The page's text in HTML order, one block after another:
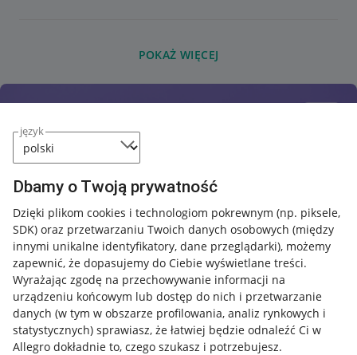
język
Dbamy o Twoją prywatność
Dzięki plikom cookies i technologiom pokrewnym (np. piksele,
SDK) oraz przetwarzaniu Twoich danych osobowych (między
innymi unikalne identyfikatory, dane przeglądarki), możemy
zapewnić, że dopasujemy do Ciebie wyświetlane treści.
Wyrażając zgodę na przechowywanie informacji na
urządzeniu końcowym lub dostęp do nich i przetwarzanie
danych (w tym w obszarze profilowania, analiz rynkowych i
statystycznych) sprawiasz, że łatwiej będzie odnaleźć Ci w
Allegro dokładnie to, czego szukasz i potrzebujesz.
POKAŻ WIĘCEJ